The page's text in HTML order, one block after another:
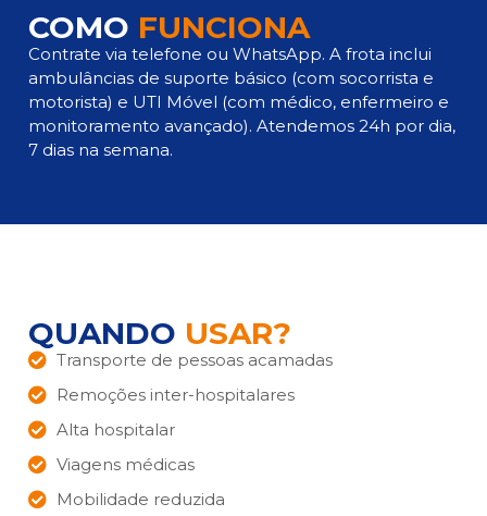
COMO FUNCIONA
Contrate via telefone ou WhatsApp. A frota inclui
ambulâncias de suporte básico (com socorrista e
motorista) e UTI Móvel (com médico, enfermeiro e
monitoramento avançado). Atendemos 24h por dia,
7 dias na semana.
QUANDO USAR?
Transporte de pessoas acamadas
Remoções inter-hospitalares
Alta hospitalar
Viagens médicas
Mobilidade reduzida